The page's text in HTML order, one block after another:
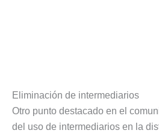
Eliminación de intermediarios
Otro punto destacado en el
del uso de intermediarios en la